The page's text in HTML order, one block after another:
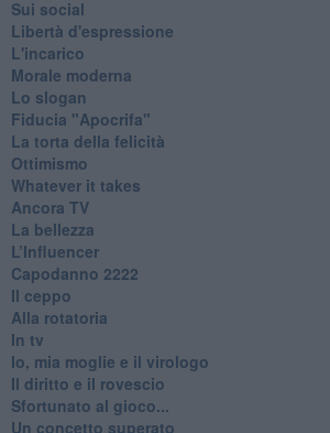
Sui social
Libertà d'espressione
L'incarico
Morale moderna
Lo slogan
Fiducia "Apocrifa"
La torta della felicità
Ottimismo
Whatever it takes
Ancora TV
La bellezza
L’Influencer
​Capodanno 2222
Il ceppo
Alla rotatoria
In tv
Io, mia moglie e il virologo
Il diritto e il rovescio
Sfortunato al gioco...
Un concetto superato